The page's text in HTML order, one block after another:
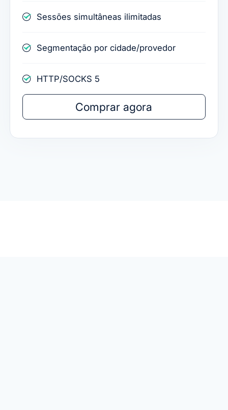
Sessões simultâneas ilimitadas
Segmentação por cidade/provedor
HTTP/SOCKS 5
Comprar agora